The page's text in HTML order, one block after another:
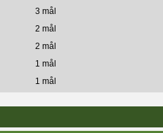
3 mål
2 mål
2 mål
1 mål
1 mål